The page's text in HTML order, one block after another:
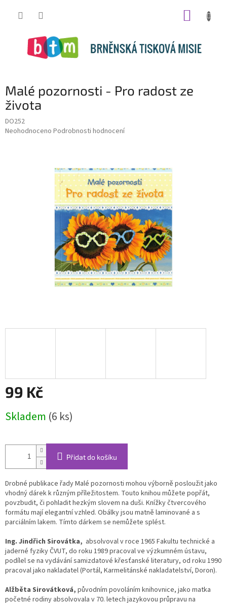
Malé pozornosti - Pro radost ze
života
DO252
Průměrné
Neohodnoceno Podrobnosti hodnocení
99 Kč
cena:
Skladem (6 ks)
Přidat do košíku
Drobné publikace řady Malé pozornosti mohou výborně posloužit jako
vhodný dárek k různým příležitostem. Touto knihou můžete popřát,
povzbudit, či pohladit hezkým slovem na duši. Knížky čtvercového
formátu mají elegantní vzhled. Obálky jsou matně laminované a s
parciálním lakem. Tímto dárkem se nemůžete splést.
Ing. Jindřich Sirovátka, absolvoval v roce 1965 Fakultu technické a
jaderné fyziky ČVUT, do roku 1989 pracoval ve výzkumném ústavu,
podílel se na vydávání samizdatové křesťanské literatury, od roku 1990
pracoval jako nakladatel (Portál, Karmelitánské nakladatelství, Doron).
Alžběta Sirovátková, původním povoláním knihovnice, jako matka
početné rodiny absolvovala v 70. letech jazykovou průpravu na